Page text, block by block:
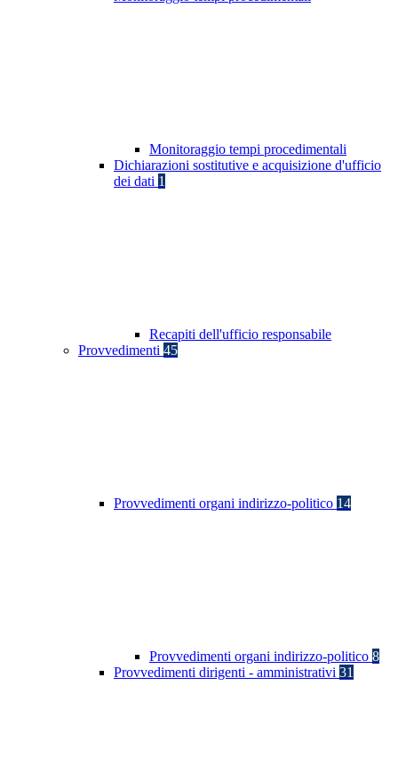
Monitoraggio tempi procedimentali
Dichiarazioni sostitutive e acquisizione d'ufficio
dei dati 1
Recapiti dell'ufficio responsabile
Provvedimenti 45
Provvedimenti organi indirizzo-politico 14
Provvedimenti organi indirizzo-politico 8
Provvedimenti dirigenti - amministrativi 31